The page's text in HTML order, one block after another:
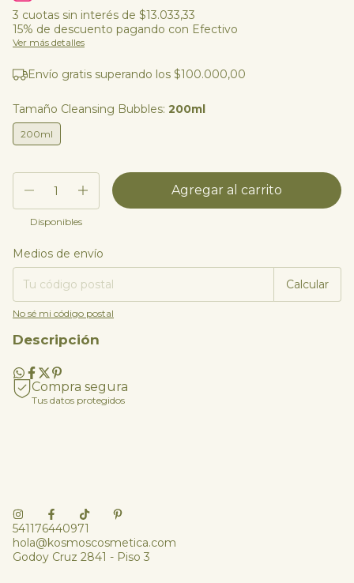
3 cuotas sin interés de $13.033,33
15% de descuento pagando con Efectivo
Ver más detalles
Envío gratis superando los $100.000,00
Tamaño Cleansing Bubbles: 200ml
200ml
Disponibles
Entregas para el CP:
Medios de envío
Calcular
No sé mi código postal
Descripción
Compra segura
Tus datos protegidos
541176440971
hola@kosmoscosmetica.com
Godoy Cruz 2841 - Piso 3